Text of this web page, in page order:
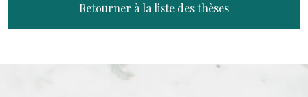
Retourner à la liste des thèses